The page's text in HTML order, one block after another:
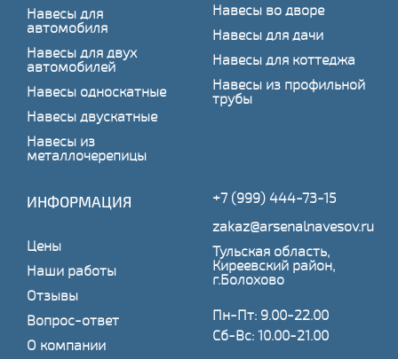
Навесы для
автомобиля
Навесы для двух
автомобилей
Навесы односкатные
Навесы двускатные
Навесы из
металлочерепицы
Навесы во дворе
Навесы для дачи
Навесы для коттеджа
Навесы из профильной
трубы
ИНФОРМАЦИЯ
Цены
Наши работы
Отзывы
Вопрос-ответ
О компании
+7 (999) 444-73-15
zakaz@arsenalnavesov.ru
Тульская область,
Киреевский район,
г.Болохово
Пн-Пт: 9.00-22.00
Сб-Вс: 10.00-21.00